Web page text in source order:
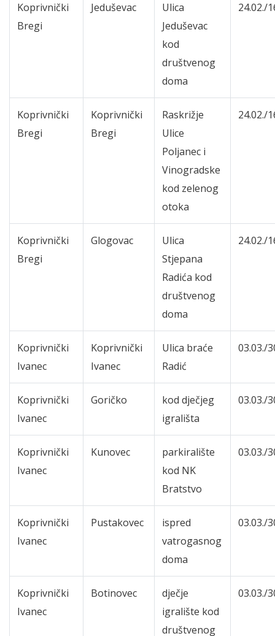
Koprivnički
Bregi
Jeduševac
Ulica
Jeduševac
kod
društvenog
doma
24.02./
Koprivnički
Bregi
Koprivnički
Bregi
Raskrižje
Ulice
Poljanec i
Vinogradske
kod zelenog
otoka
24.02./
Koprivnički
Bregi
Glogovac
Ulica
Stjepana
Radića kod
društvenog
doma
24.02./
Koprivnički
Ivanec
Koprivnički
Ivanec
Ulica braće
Radić
03.03./
Koprivnički
Ivanec
Goričko
kod dječjeg
igrališta
03.03./
Koprivnički
Ivanec
Kunovec
parkiralište
kod NK
Bratstvo
03.03./
Koprivnički
Ivanec
Pustakovec
ispred
vatrogasnog
doma
03.03./
Koprivnički
Ivanec
Botinovec
dječje
igralište kod
društvenog
03.03./